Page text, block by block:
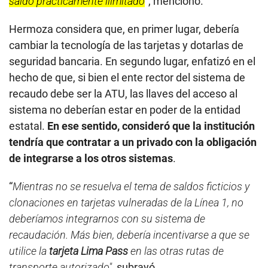
Hermoza considera que, en primer lugar, debería
cambiar la tecnología de las tarjetas y dotarlas de
seguridad bancaria. En segundo lugar, enfatizó en el
hecho de que, si bien el ente rector del sistema de
recaudo debe ser la ATU, las llaves del acceso al
sistema no deberían estar en poder de la entidad
estatal. En ese sentido, consideró que la institución
tendría que contratar a un privado con la obligación
de integrarse a los otros sistemas.
“Mientras no se resuelva el tema de saldos ficticios y
clonaciones en tarjetas vulneradas de la Línea 1, no
deberíamos integrarnos con su sistema de
recaudación. Más bien, debería incentivarse a que se
utilice latarjeta Lima Passen las otras rutas de